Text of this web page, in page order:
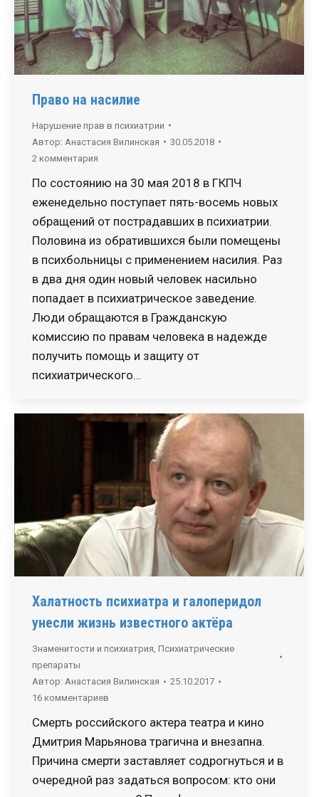
Право на насилие
Нарушение прав в психиатрии
Автор: Анастасия Вилинская
30.05.2018
2 комментария
По состоянию на 30 мая 2018 в ГКПЧ
еженедельно поступает пять-восемь новых
обращений от пострадавших в психиатрии.
Половина из обратившихся были помещены
в психбольницы с применением насилия. Раз
в два дня один новый человек насильно
попадает в психиатрическое заведение.
Люди обращаются в Гражданскую
комиссию по правам человека в надежде
получить помощь и защиту от
психиатрического…
Халатность психиатра и галоперидол
унесли жизнь известного актёра
Знаменитости и психиатрия, Психиатрические
препараты
Автор: Анастасия Вилинская
25.10.2017
16 комментариев
Смерть российского актера театра и кино
Дмитрия Марьянова трагична и внезапна.
Причина смерти заставляет содрогнуться и в
очередной раз задаться вопросом: кто они